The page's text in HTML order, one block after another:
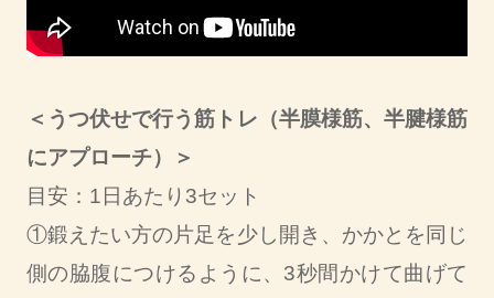
＜うつ伏せで行う筋トレ（半膜様筋、半腱様筋
にアプローチ）＞
目安：1日あたり3セット
①鍛えたい方の片足を少し開き、かかとを同じ
側の脇腹につけるように、3秒間かけて曲げて